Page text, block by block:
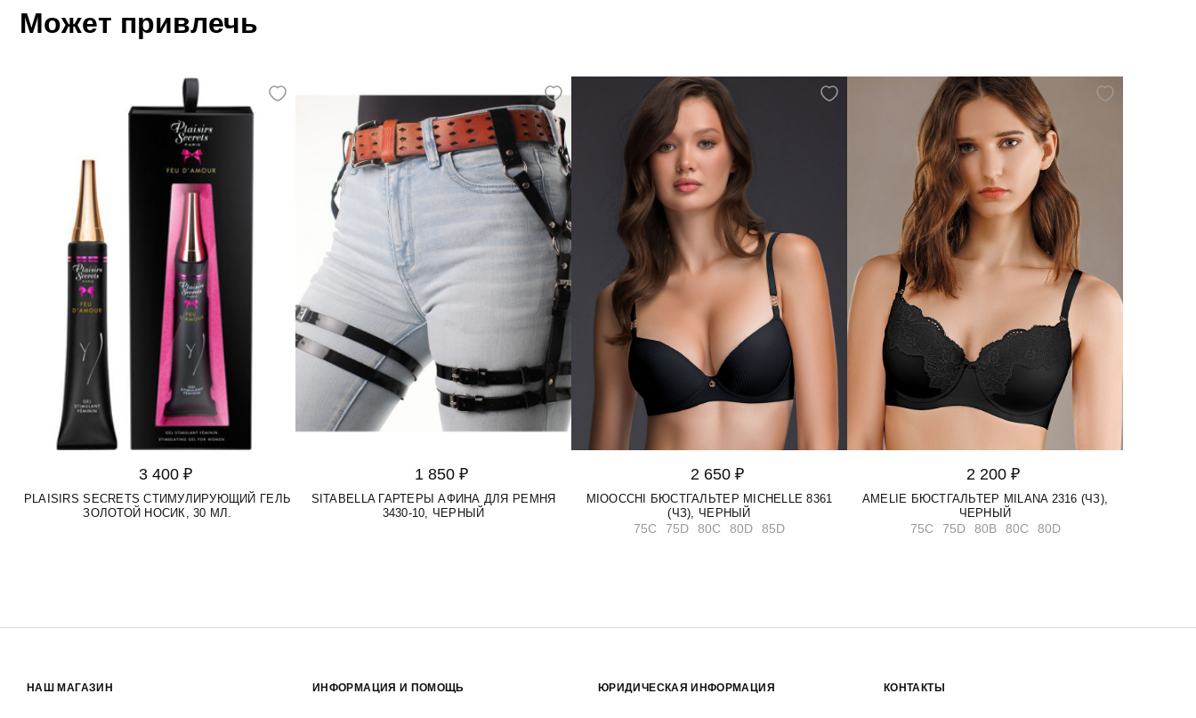
Может привлечь
3 400 ₽
PLAISIRS SECRETS СТИМУЛИРУЮЩИЙ ГЕЛЬ
ЗОЛОТОЙ НОСИК, 30 МЛ.
1 850 ₽
SITABELLA ГАРТЕРЫ АФИНА ДЛЯ РЕМНЯ
3430-10, ЧЕРНЫЙ
2 650 ₽
MIOOCCHI БЮСТГАЛЬТЕР MICHELLE 8361
(ЧЗ), ЧЕРНЫЙ
75C 75D 80C 80D 85D
2 200 ₽
AMELIE БЮСТГАЛЬТЕР MILANA 2316 (ЧЗ),
ЧЕРНЫЙ
75C 75D 80B 80C 80D
НАШ МАГАЗИН ИНФОРМАЦИЯ И ПОМОЩЬ ЮРИДИЧЕСКАЯ ИНФОРМАЦИЯ КОНТАКТЫ